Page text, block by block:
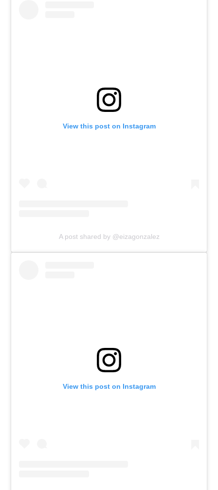
View this post on Instagram
A post shared by @eizagonzalez
View this post on Instagram